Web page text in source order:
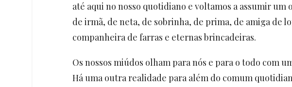
até aqui no nosso quotidiano e voltamos a assumir
de irmã, de neta, de sobrinha, de prima, de amiga de
companheira de farras e eternas brincadeiras.
Os nossos miúdos olham para nós e para o todo com
Há uma outra realidade para além do comum